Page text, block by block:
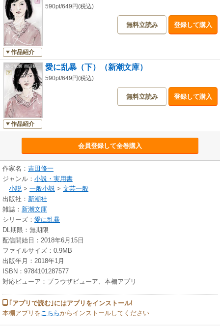
作品紹介
590pt/649円(税込)
無料立読み 登録して購入
作品紹介
愛に乱暴（下）（新潮文庫）
590pt/649円(税込)
無料立読み 登録して購入
会員登録して全巻購入
作家名： 吉田修一
ジャンル： 小説・実用書
小説 > 一般小説 > 文芸一般
出版社： 新潮社
雑誌： 新潮文庫
シリーズ： 愛に乱暴
DL期限：無期限
配信開始日：2018年6月15日
ファイルサイズ：0.9MB
出版年月：2018年1月
ISBN：9784101287577
対応ビューア：ブラウザビューア、本棚アプリ
｢アプリで読む｣にはアプリをインストール!
本棚アプリを こちらからインストールしてください